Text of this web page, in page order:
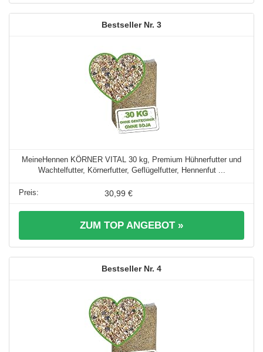
3
MeineHennen KÖRNER VITAL 30 kg, Premium Hühnerfutter und
Wachtelfutter, Körnerfutter, Geflügelfutter, Hennenfut ...
30,99 €
ZUM TOP ANGEBOT »
4